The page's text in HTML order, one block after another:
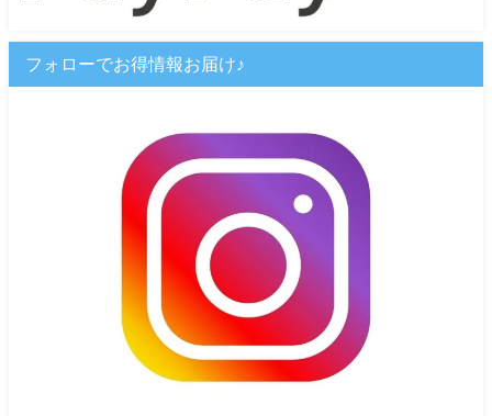
フォローでお得情報お届け♪